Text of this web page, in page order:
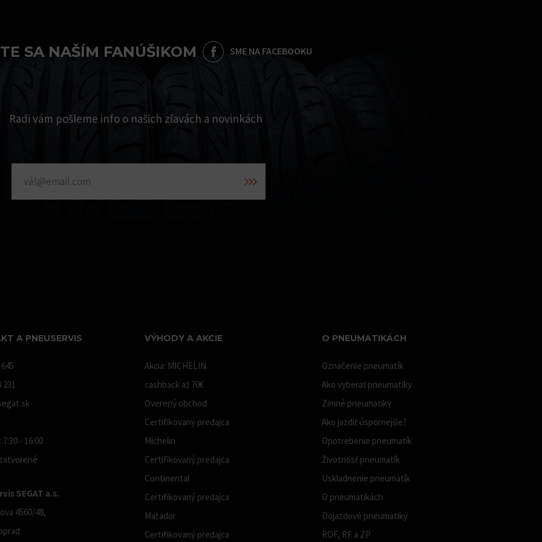
SA NAŠÍM FANÚŠIKOM SME NA FACEBOOKU
Radi vám pošleme info o našich zľavách a novinkách
A PNEUSERVIS
231
- 16:00
SEGAT a.s.
4560/48,
VÝHODY A AKCIE
Akcia: MICHELIN
cashback až 70€
Overený obchod
Certifikovaný predajca
Michelin
Certifikovaný predajca
Continental
Certifikovaný predajca
Matador
Certifikovaný predajca
O PNEUMATIKÁCH
Označenie pneumatík
Ako vyberať pneumatiky
Zimné pneumatiky
Ako jazdiť úspornejšie?
Opotrebenie pneumatík
Životnosť pneumatík
Uskladnenie pneumatík
O pneumatikách
Dojazdové pneumatiky
ROF, RF a ZP